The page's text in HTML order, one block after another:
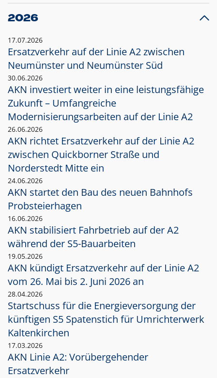
2026
17.07.2026
Ersatzverkehr auf der Linie A2 zwischen
Neumünster und Neumünster Süd
30.06.2026
AKN investiert weiter in eine leistungsfähige
Zukunft – Umfangreiche
Modernisierungsarbeiten auf der Linie A2
26.06.2026
AKN richtet Ersatzverkehr auf der Linie A2
zwischen Quickborner Straße und
Norderstedt Mitte ein
24.06.2026
AKN startet den Bau des neuen Bahnhofs
Probsteierhagen
16.06.2026
AKN stabilisiert Fahrbetrieb auf der A2
während der S5-Bauarbeiten
19.05.2026
AKN kündigt Ersatzverkehr auf der Linie A2
vom 26. Mai bis 2. Juni 2026 an
28.04.2026
Startschuss für die Energieversorgung der
künftigen S5 Spatenstich für Umrichterwerk
Kaltenkirchen
17.03.2026
AKN Linie A2: Vorübergehender
Ersatzverkehr